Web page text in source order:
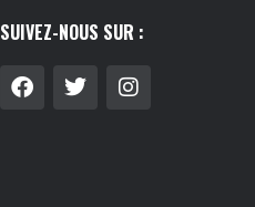
SUIVEZ-NOUS SUR :